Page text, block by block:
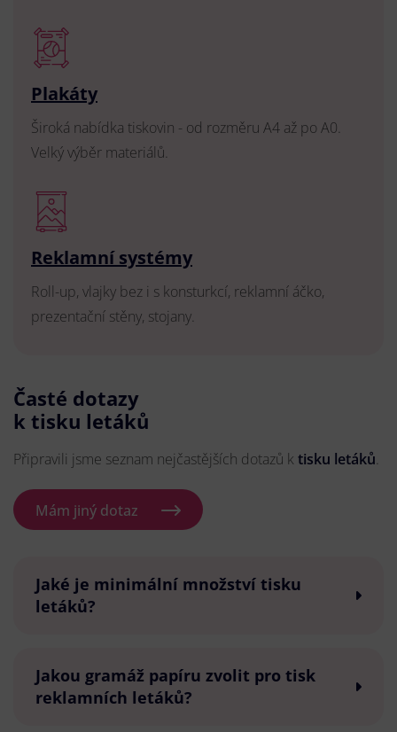
Plakáty
Široká nabídka tiskovin - od rozměru A4 až po A0.
Velký výběr materiálů.
Reklamní systémy
Roll-up, vlajky bez i s konsturkcí, reklamní áčko,
prezentační stěny, stojany.
Časté dotazy
k tisku letáků
Připravili jsme seznam nejčastějších dotazů k tisku letáků.
Mám jiný dotaz
Jaké je minimální množství tisku
letáků?
Jakou gramáž papíru zvolit pro tisk
reklamních letáků?